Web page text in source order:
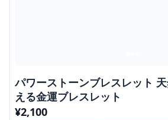
パワーストーンブレスレット
える金運ブレスレット
¥2,100